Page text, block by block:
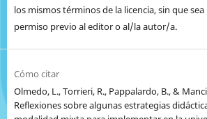
los mismos términos de la licencia, sin que
permiso previo al editor o al/la autor/a.
Cómo citar
Olmedo, L., Torrieri, R., Pappalardo, B., &
Reflexiones sobre algunas estrategias